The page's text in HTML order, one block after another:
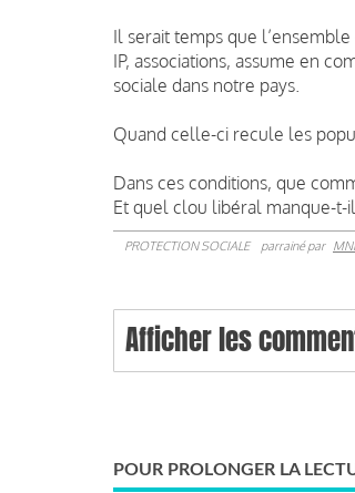
Il serait temps que
IP, associations, assume en
sociale dans notre pays.
Quand celle-ci recule les
Dans ces conditions, que
Et quel clou libéral manque-t-
PROTECTION SOCIALE parrainé par
Afficher les
POUR PROLONGER LA